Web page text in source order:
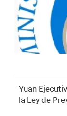
Yuan
la Ley de